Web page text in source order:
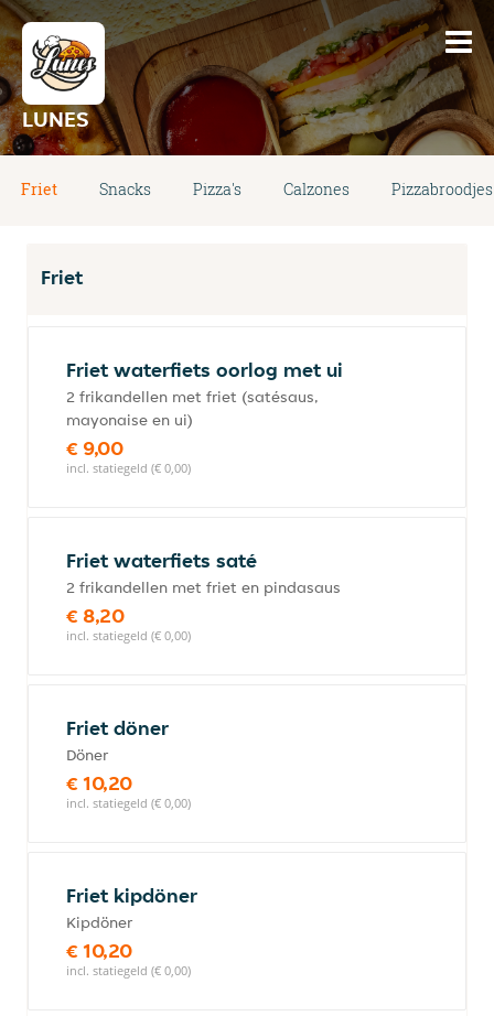
LUNES
Friet Snacks Pizza's Calzones Pizzabroodjes
Friet
Friet waterfiets oorlog met ui
2 frikandellen met friet (satésaus,
mayonaise en ui)
€ 9,00
incl. statiegeld (€ 0,00)
Friet waterfiets saté
2 frikandellen met friet en pindasaus
€ 8,20
incl. statiegeld (€ 0,00)
Friet döner
Döner
€ 10,20
incl. statiegeld (€ 0,00)
Friet kipdöner
Kipdöner
€ 10,20
incl. statiegeld (€ 0,00)